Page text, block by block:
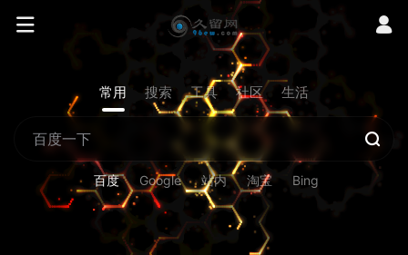
常用 搜索 工具 社区 生活
百度 Google 站内 淘宝 Bing